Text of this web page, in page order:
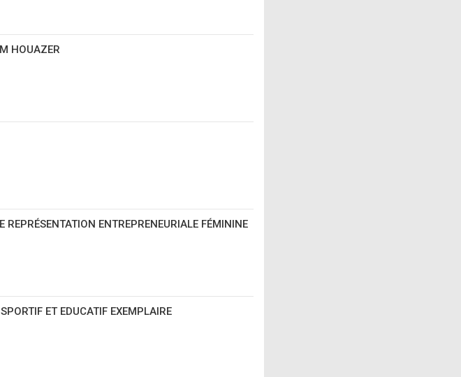
HOUAZER
ENTREPRENEURIALE FÉMININE
ET EDUCATIF EXEMPLAIRE